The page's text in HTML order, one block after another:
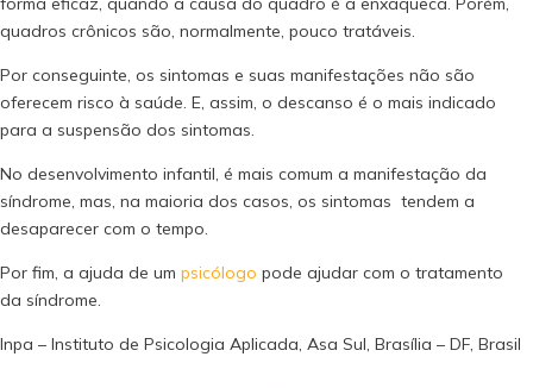
quadros crônicos são, normalmente, pouco tratáveis.
Por conseguinte, os sintomas e suas manifestações não são
oferecem risco à saúde. E, assim, o descanso é o mais indicado
para a suspensão dos sintomas.
No desenvolvimento infantil, é mais comum a manifestação da
síndrome, mas, na maioria dos casos, os sintomas tendem a
desaparecer com o tempo.
Por fim, a ajuda de um psicólogo pode ajudar com o tratamento
da síndrome.
Inpa – Instituto de Psicologia Aplicada, Asa Sul, Brasília – DF, Brasil